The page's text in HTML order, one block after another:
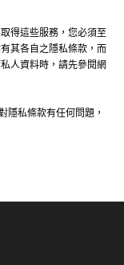
得這些服務，您必須至
其各自之隱私條款，而
人資料時，請先參閱網
隱私條款有任何問題，